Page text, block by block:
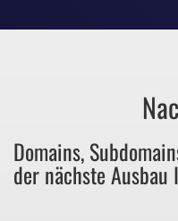
Bezahlen
für Dinge, die
Domains,
der nächste